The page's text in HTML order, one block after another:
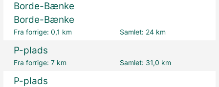
Borde-Bænke
Borde-Bænke
Fra forrige:0,1 km Samlet: 24 km
P-plads
Fra forrige:7 km Samlet: 31,0 km
P-plads